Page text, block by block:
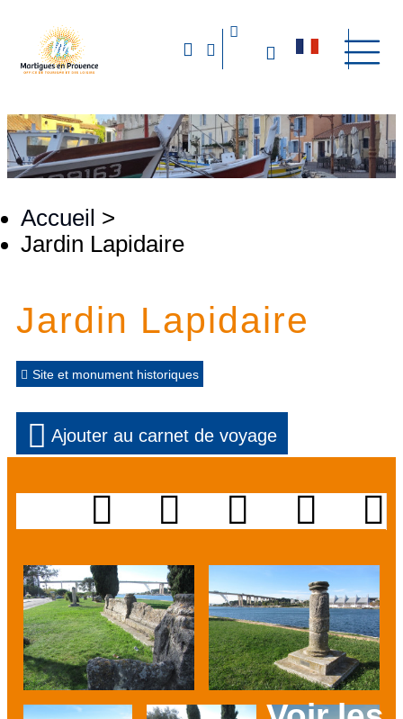
Accueil >
Jardin Lapidaire
Jardin Lapidaire
Site et monument historiques
Ajouter au carnet de voyage